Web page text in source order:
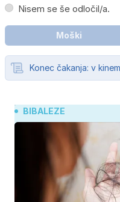
Nisem se še odločil/a.
Moški
Konec čakanja: v
BIBALEZE